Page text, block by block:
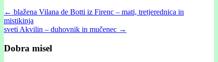
Post
navigation
← blažena Vilana de Botti iz Firenc – mati, tretjerednica in
mistikinja
sveti Akvilin – duhovnik in mučenec →
Dobra misel